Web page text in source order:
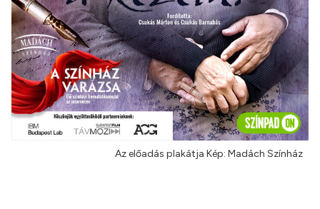
Az előadás plakátja Kép: Madách Színház